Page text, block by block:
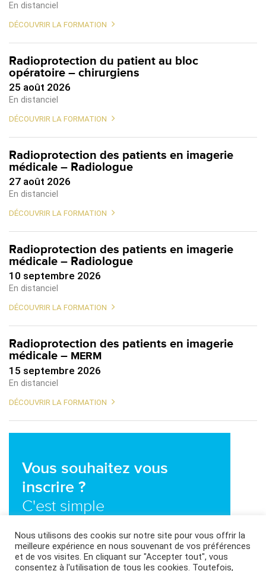
En distanciel
DÉCOUVRIR LA FORMATION
Radioprotection du patient au bloc
opératoire – chirurgiens
25 août 2026
En distanciel
DÉCOUVRIR LA FORMATION
Radioprotection des patients en imagerie
médicale – Radiologue
27 août 2026
En distanciel
DÉCOUVRIR LA FORMATION
Radioprotection des patients en imagerie
médicale – Radiologue
10 septembre 2026
En distanciel
DÉCOUVRIR LA FORMATION
Radioprotection des patients en imagerie
médicale – MERM
15 septembre 2026
En distanciel
DÉCOUVRIR LA FORMATION
Vous souhaitez vous
inscrire ?
C'est simple
Nous contacter
Nous utilisons des cookis sur notre site pour vous offrir la
meilleure expérience en nous souvenant de vos préférences
et de vos visites. En cliquant sur "Accepter tout", vous
consentez à l'utilisation de tous les cookies. Toutefois,